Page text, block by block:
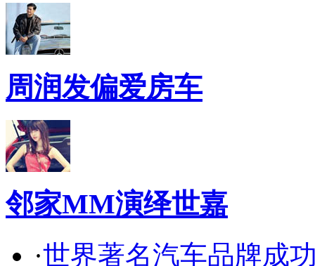
周润发偏爱房车
邻家MM演绎世嘉
·世界著名汽车品牌成